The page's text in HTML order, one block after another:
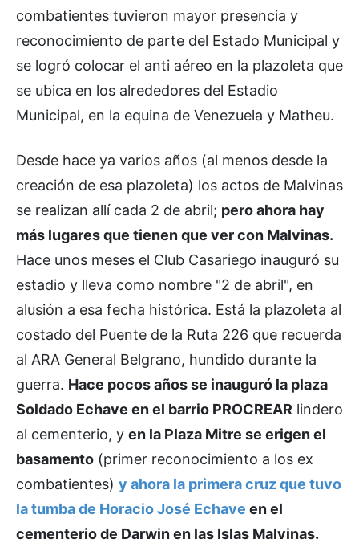
combatientes tuvieron mayor presencia y
reconocimiento de parte del Estado Municipal y
se logró colocar el anti aéreo en la plazoleta que
se ubica en los alrededores del Estadio
Municipal, en la equina de Venezuela y Matheu.
Desde hace ya varios años (al menos desde la
creación de esa plazoleta) los actos de Malvinas
se realizan allí cada 2 de abril; pero ahora hay
más lugares que tienen que ver con Malvinas.
Hace unos meses el Club Casariego inauguró su
estadio y lleva como nombre "2 de abril", en
alusión a esa fecha histórica. Está la plazoleta al
costado del Puente de la Ruta 226 que recuerda
al ARA General Belgrano, hundido durante la
guerra. Hace pocos años se inauguró la plaza
Soldado Echave en el barrio PROCREAR lindero
al cementerio, y en la Plaza Mitre se erigen el
basamento (primer reconocimiento a los ex
combatientes) y ahora la primera cruz que tuvo
la tumba de Horacio José Echave en el
cementerio de Darwin en las Islas Malvinas.